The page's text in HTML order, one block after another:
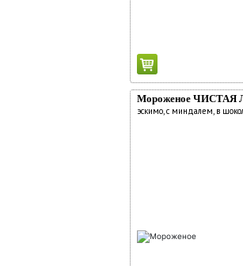
Мороженое
эскимо, с миндалем, в